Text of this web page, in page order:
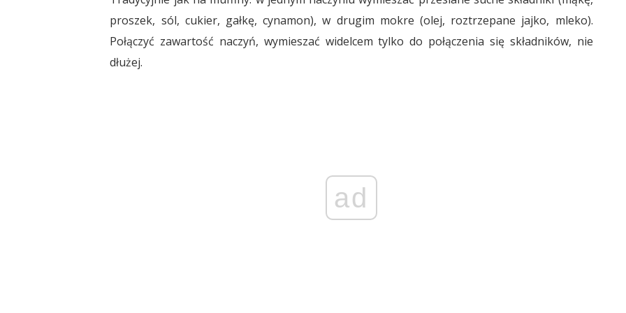
proszek, sól, cukier, gałkę, cynamon), w drugim mokre (olej, roztrzepane jajko, mleko).
Połączyć zawartość naczyń, wymieszać widelcem tylko do połączenia się składników, nie
dłużej.
ad